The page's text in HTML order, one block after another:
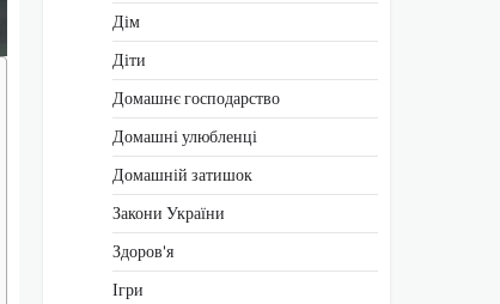
Дім
Діти
Домашнє господарство
Домашні улюбленці
Домашній затишок
Закони України
Здоров'я
Ігри